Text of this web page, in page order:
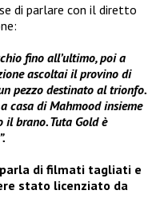
di parlare con il diretto
fino all’ultimo, poi a
ascoltai il provino di
pezzo destinato al trionfo.
casa di Mahmood insieme
il brano. Tuta Gold è
di filmati tagliati e
stato licenziato da